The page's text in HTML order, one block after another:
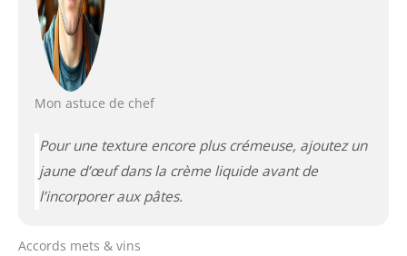
Mon astuce de chef
Pour une texture encore plus crémeuse, ajoutez un
jaune d’œuf dans la crème liquide avant de
l’incorporer aux pâtes.
Accords mets & vins